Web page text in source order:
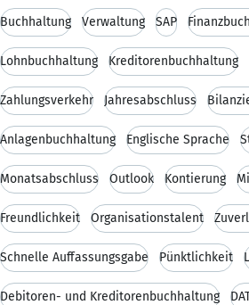
Buchhaltung Verwaltung SAP
Lohnbuchhaltung Kreditorenbuchhaltung
Zahlungsverkehr Jahresabschluss
Anlagenbuchhaltung Englische Sprache
Monatsabschluss Outlook Kontierung
Freundlichkeit Organisationstalent
Schnelle Auffassungsgabe Pünktlichkeit
Debitoren- und Kreditorenbuchhaltung